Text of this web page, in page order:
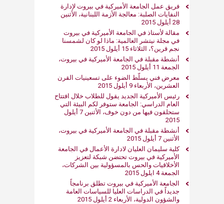
فريق عمل الجامعة الأميركية في بيروت لإدارة
النفايات الصلبة: معالجة الأزمة اللبنانية، الأثنين
28 أيلول 2015
مقالة لأستاذ في الجامعة الأميركية في بيروت
في مجلة نيتشر العالمية: ماذا لو كان لشمسنا
نجم قرين؟، الثلاثاء 15 أيلول 2015
أنشطة مقبلة في الجامعة الأميركية في بيروت،
الجمعة 11 أيلول 2015
معرض فني يسلّط الضوء على تسعينيات القرن
العشرين، الأربعاء 9 أيلول 2015
رئيس الأميركية الجديد يقول للطلاب خلال افتتاح
العام الدراسي: الجامعة ستوفر لكم البيئة التي
ستحلقون فيها من دون خوف، الأثنين 7 أيلول
2015
أنشطة مقبلة في الجامعة الأميركية في بيروت،
الأثنين 7 أيلول 2015
كلية سليمان العليان لادارة الأعمال في الجامعة
الأميركية في بيروت تحتضن شبكة لتعزيز
الأخلاقيات والحس بالمسؤولية بين الشركات،
الجمعة 4 ايلول 2015
الجامعة الأميركية في بيروت تطلق برنامجاً
جديداً في الدراسات العليا للسياسات العامة
والشؤون الدولية، الأربعاء 2 أيلول 2015